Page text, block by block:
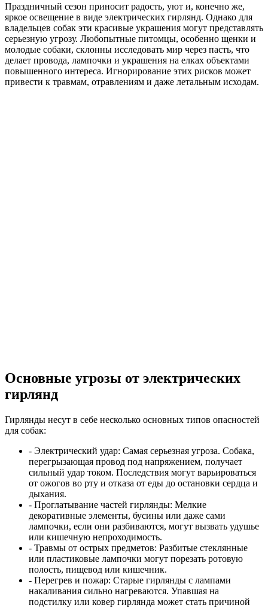
Праздничный сезон приносит радость, уют и, конечно же,
яркое освещение в виде электрических гирлянд. Однако для
владельцев собак эти красивые украшения могут представлять
серьезную угрозу. Любопытные питомцы, особенно щенки и
молодые собаки, склонны исследовать мир через пасть, что
делает провода, лампочки и украшения на елках объектами
повышенного интереса. Игнорирование этих рисков может
привести к травмам, отравлениям и даже летальным исходам.
Основные угрозы от электрических
гирлянд
Гирлянды несут в себе несколько основных типов опасностей
для собак:
- Электрический удар: Самая серьезная угроза. Собака,
перегрызающая провод под напряжением, получает
сильный удар током. Последствия могут варьироваться
от ожогов во рту и отказа от еды до остановки сердца и
дыхания.
- Проглатывание частей гирлянды: Мелкие
декоративные элементы, бусины или даже сами
лампочки, если они разбиваются, могут вызвать удушье
или кишечную непроходимость.
- Травмы от острых предметов: Разбитые стеклянные
или пластиковые лампочки могут порезать ротовую
полость, пищевод или кишечник.
- Перегрев и пожар: Старые гирлянды с лампами
накаливания сильно нагреваются. Упавшая на
подстилку или ковер гирлянда может стать причиной